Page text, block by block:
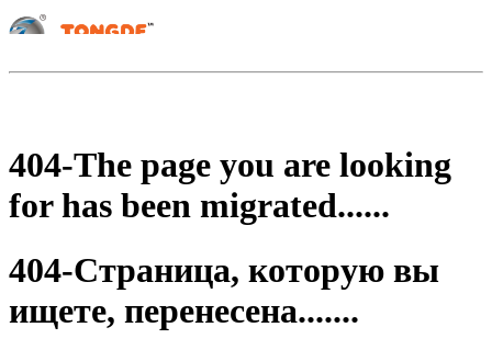
404-The page you are looking
for has been migrated......
404-Страница, которую вы
ищете, перенесена.......